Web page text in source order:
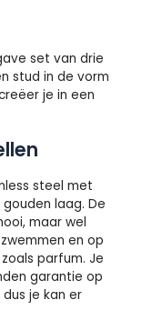
set van drie
stud in de vorm
je in een
steel met
laag. De
maar wel
en op
parfum. Je
garantie op
je kan er